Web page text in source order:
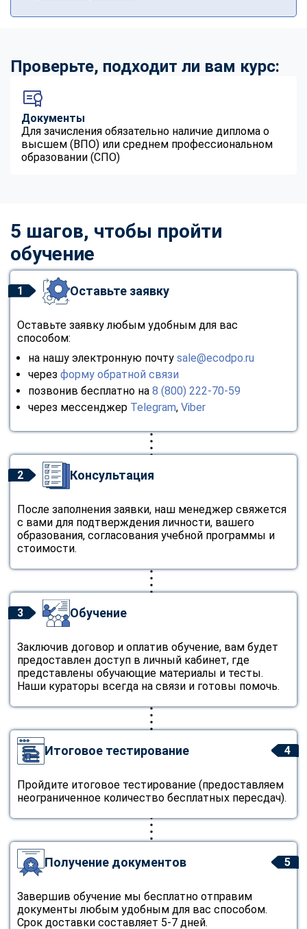
Проверьте, подходит ли вам курс:
Документы
Для зачисления обязательно наличие диплома о
высшем (ВПО) или среднем профессиональном
образовании (СПО)
5 шагов, чтобы пройти
обучение
1 Оставьте заявку
Оставьте заявку любым удобным для вас
способом:
на нашу электронную почту sale@ecodpo.ru
через форму обратной связи
позвонив бесплатно на 8 (800) 222-70-59
через мессенджер Telegram, Viber
2 Консультация
После заполнения заявки, наш менеджер свяжется
с вами для подтверждения личности, вашего
образования, согласования учебной программы и
стоимости.
3 Обучение
Заключив договор и оплатив обучение, вам будет
предоставлен доступ в личный кабинет, где
представлены обучающие материалы и тесты.
Наши кураторы всегда на связи и готовы помочь.
4
Итоговое тестирование
Пройдите итоговое тестирование (предоставляем
неограниченное количество бесплатных пересдач).
5
Получение документов
Завершив обучение мы бесплатно отправим
документы любым удобным для вас способом.
Срок доставки составляет 5-7 дней.